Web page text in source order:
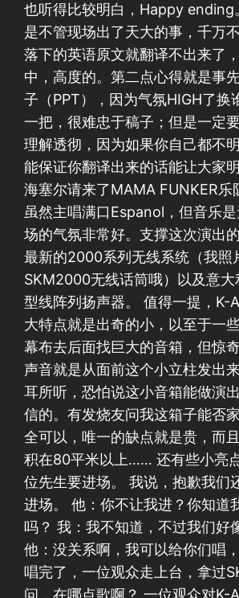
也听得比较明白，Happy ending
是不管现场出了天大的事，千万
落下的英语原文就翻译不出来了
中，高度的。第二点心得就是事
子（PPT），因为气氛HIGH了换
一把，很难忠于稿子；但是一定
理解透彻，因为如果你自己都不
能保证你翻译出来的话能让大家
海塞尔请来了MAMA FUNKER乐
虽然主唱满口Espanol，但音乐
场的气氛非常好。支撑这次演出
最新的2000系列无线系统（我照
SKM2000无线话筒哦）以及意
型线阵列扬声器。 值得一提，K-
大特点就是出奇的小，以至于一
幕布去后面找巨大的音箱，但惊
声音就是从面前这个小立柱发出
耳所听，恐怕说这小音箱能做演
信的。有发烧友问我这箱子能否
全可以，唯一的缺点就是贵，而
积在80平米以上…… 还有些小亮
位先生要进场。 我说，抱歉我们
进场。 他：你不让我进？你知道
吗？ 我：我不知道，不过我们好
他：没关系啊，我可以给你们唱
唱完了，一位观众走上台，拿过
问，在哪点歌啊？ 一位观众对K-